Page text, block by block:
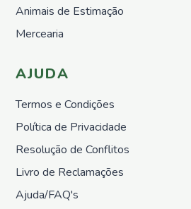
Animais de Estimação
Mercearia
AJUDA
Termos e Condições
Política de Privacidade
Resolução de Conflitos
Livro de Reclamações
Ajuda/FAQ's